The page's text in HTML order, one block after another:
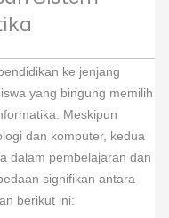
ke jenjang
yang bingung memilih
Meskipun
dan komputer, kedua
dalam pembelajaran dan
signifikan antara
berikut ini: